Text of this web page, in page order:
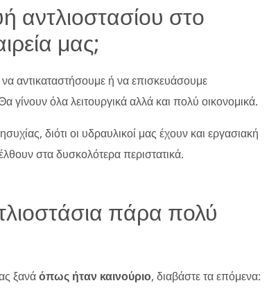
αντλιοστασίου στο
μας;
αντικαταστήσουμε ή να επισκευάσουμε
γίνουν όλα λειτουργικά αλλά και πολύ οικονομικά.
διότι οι υδραυλικοί μας έχουν και εργασιακή
στα δυσκολότερα περιστατικά.
πάρα πολύ
ξανάόπως ήταν καινούριο, διαβάστε τα επόμενα: